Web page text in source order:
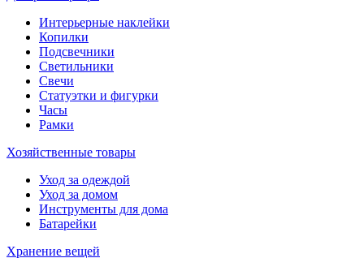
Интерьерные наклейки
Копилки
Подсвечники
Светильники
Свечи
Статуэтки и фигурки
Часы
Рамки
Хозяйственные товары
Уход за одеждой
Уход за домом
Инструменты для дома
Батарейки
Хранение вещей